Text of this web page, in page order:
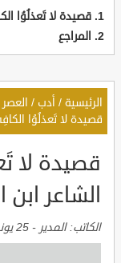
قصيدة لا تَعذلُوُا
المراجع
الرئيسية / أدب /
قصيدة لا تَعذلُوُا
قصيدة لا
الشاعر ابن
الكاتب:المدير - 25 يونيو, 2022